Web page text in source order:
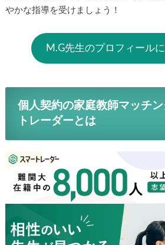
やかな指導を受けましょう！
M.G先生のプロフィール
個人契約の家庭教師マッチ
トレーダーとは